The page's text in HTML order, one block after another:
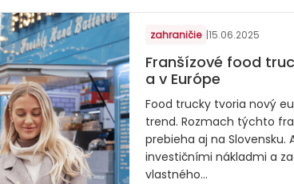
zahraničie |15.06.2025
Franšízové food
a v Európe
Food trucky tvoria nový
trend. Rozmach týchto
prebieha aj na Slovensku.
investičními nákladmi a
vlastného...